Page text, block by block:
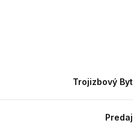
Trojizbový Byt
Predaj